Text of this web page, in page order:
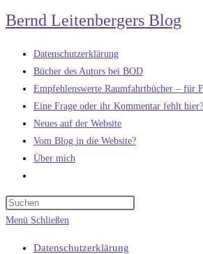
Zum
Inhalt
springen
Bernd Leitenbergers Blog
Datenschutzerklärung
Bücher des Autors bei BOD
Empfehlenswerte Raumfahrtbücher – für
Eine Frage oder ihr Kommentar fehlt hier?
Neues auf der Website
Vom Blog in die Website?
Über mich
umschalten
Menü Schließen
Datenschutzerklärung